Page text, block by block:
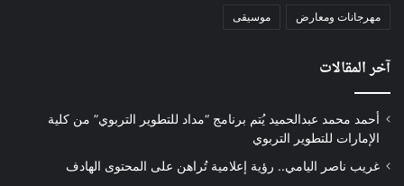
مهرجانات ومعارض موسيقى
آخر المقالات
أحمد محمد عبدالحميد يُتم برنامج “مداد للتطوير التربوي” من كلية
الإمارات للتطوير التربوي
غريب ناصر اليامي.. رؤية إعلامية تُراهن على المحتوى الهادف